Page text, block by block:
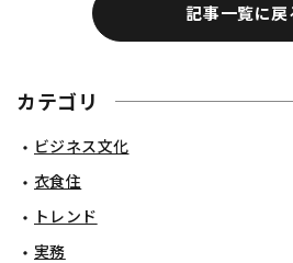
記事一覧に戻
カテゴリ
ビジネス文化
衣食住
トレンド
実務